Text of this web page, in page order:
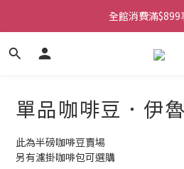
全館消費滿$899
單品咖啡豆．伊
此為半磅咖啡豆賣場
另有濾掛咖啡包可選購